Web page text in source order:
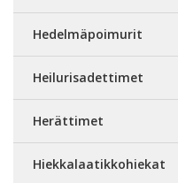
Hedelmäpoimurit
Heilurisadettimet
Herättimet
Hiekkalaatikkohiekat